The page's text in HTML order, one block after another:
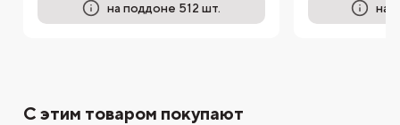
на поддоне 512 шт. на
С этим товаром покупают